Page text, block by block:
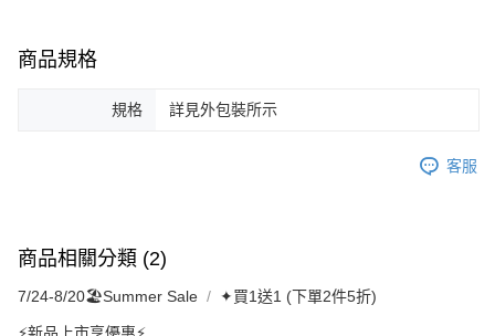
商品規格
規格 詳見外包裝所示
客服
商品相關分類 (2)
7/24-8/20🏖️Summer Sale ✦買1送1 (下單2件5折)